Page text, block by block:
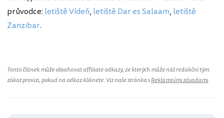
průvodce: letiště Vídeň, letiště Dar es Salaam, letiště
Zanzibar.
Tento článek může obsahovat affiliate odkazy, ze kterých může náš redakční tým
získat provizi, pokud na odkaz kliknete. Viz naše stránka sReklamními zásadami.